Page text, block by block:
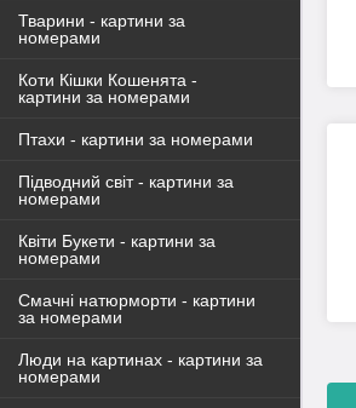
Тварини - картини за
номерами
Коти Кішки Кошенята -
картини за номерами
Птахи - картини за номерами
Підводний світ - картини за
номерами
Квіти Букети - картини за
номерами
Смачні натюрморти - картини
за номерами
Люди на картинах - картини за
номерами